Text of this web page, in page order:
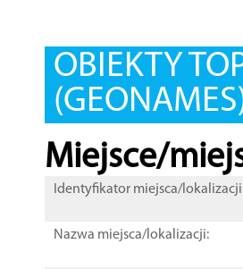
OBIEKTY
Miejsce/
Identyfikator miejsca/
Nazwa miejsca/lokalizacji: